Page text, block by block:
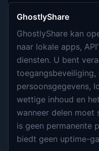
GhostlyShare
GhostlyShare kan
naar lokale apps,
diensten. U bent
toegangsbeveiliging,
persoonsgegevens,
wettige inhoud en
wanneer delen moet
is geen permanente
biedt geen uptime-